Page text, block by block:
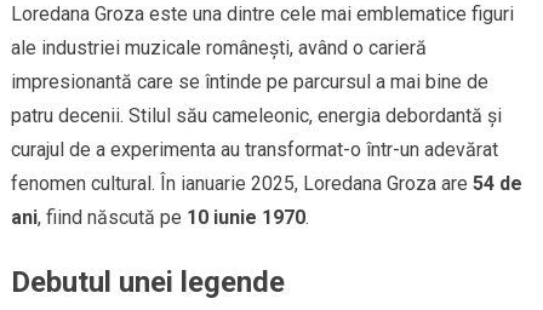
Loredana Groza este una dintre cele mai emblematice figuri
ale industriei muzicale românești, având o carieră
impresionantă care se întinde pe parcursul a mai bine de
patru decenii. Stilul său cameleonic, energia debordantă și
curajul de a experimenta au transformat-o într-un adevărat
fenomen cultural. În ianuarie 2025, Loredana Groza are 54 de
ani, fiind născută pe 10 iunie 1970.
Debutul unei legende